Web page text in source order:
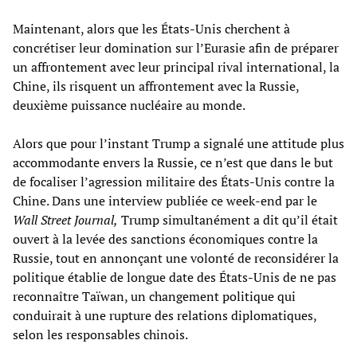
Maintenant, alors que les États-Unis cherchent à
concrétiser leur domination sur l’Eurasie afin de préparer
un affrontement avec leur principal rival international, la
Chine, ils risquent un affrontement avec la Russie,
deuxième puissance nucléaire au monde.
Alors que pour l’instant Trump a signalé une attitude plus
accommodante envers la Russie, ce n’est que dans le but
de focaliser l’agression militaire des États-Unis contre la
Chine. Dans une interview publiée ce week-end par le
Wall Street Journal, Trump simultanément a dit qu’il était
ouvert à la levée des sanctions économiques contre la
Russie, tout en annonçant une volonté de reconsidérer la
politique établie de longue date des États-Unis de ne pas
reconnaître Taïwan, un changement politique qui
conduirait à une rupture des relations diplomatiques,
selon les responsables chinois.